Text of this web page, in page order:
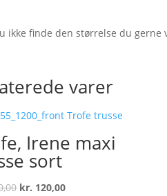
ikke finde den størrelse du
varer
Irene maxi
sort
Original
kr. 120,00Current